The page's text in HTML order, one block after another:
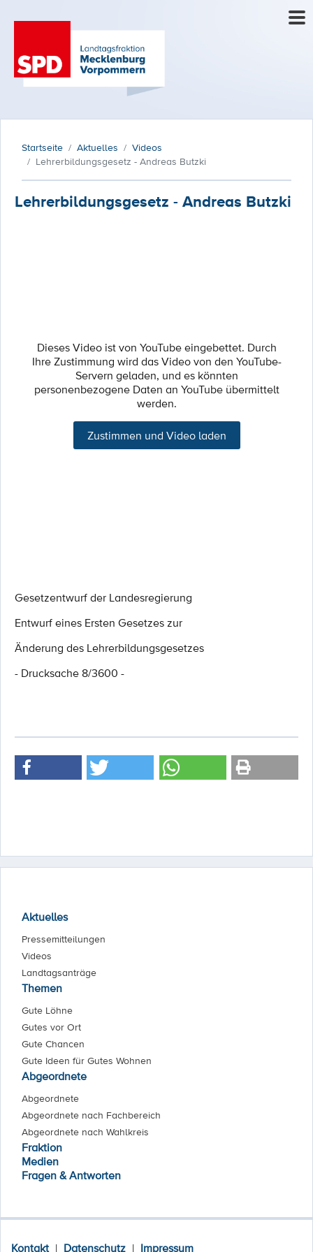
Startseite Aktuelles
Videos
Lehrerbildungsgesetz - Andreas Butzki
Lehrerbildungsgesetz - Andreas Butzki
Dieses Video ist von YouTube eingebettet. Durch
Ihre Zustimmung wird das Video von den YouTube-
Servern geladen, und es könnten
personenbezogene Daten an YouTube übermittelt
werden.
Zustimmen und Video laden
Gesetzentwurf der Landesregierung
Entwurf eines Ersten Gesetzes zur
Änderung des Lehrerbildungsgesetzes
- Drucksache 8/3600 -
Aktuelles
Pressemitteilungen
Videos
Landtagsanträge
Themen
Gute Löhne
Gutes vor Ort
Gute Chancen
Gute Ideen für Gutes Wohnen
Abgeordnete
Abgeordnete
Abgeordnete nach Fachbereich
Abgeordnete nach Wahlkreis
Fraktion
Medien
Fragen & Antworten
Kontakt | Datenschutz | Impressum